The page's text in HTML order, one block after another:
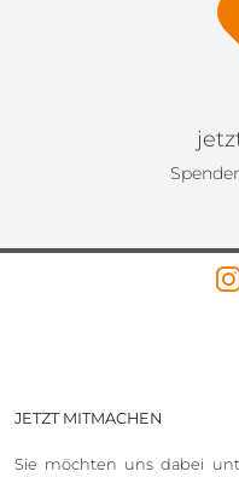
JETZT MITMACHEN
Sie möchten uns dabei